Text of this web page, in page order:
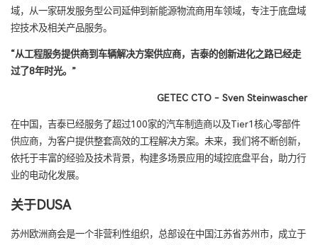
域，从一家研发服务型公司延伸到新能源物流商用车领域，专注于底盘域
控技术及相关产品服务。
“从工程服务提供商到车辆解决方案供应商，吉泰的创新进化之路已经走
过了8年时光。”
GETEC CTO - Sven Steinwascher
在中国，吉泰已经服务了超过100家的汽车制造商以及Tier1核心零部件
供应商，为客户提供整套高效的工程解决方案。未来，我们将不断创新，
依托于丰富的经验及技术背景，构建多场景应用的域控底盘平台，助力行
业的电动化发展。
关于DUSA
苏州欧洲商会是一个非营利性组织，总部设在中国江苏省苏州市，成立于